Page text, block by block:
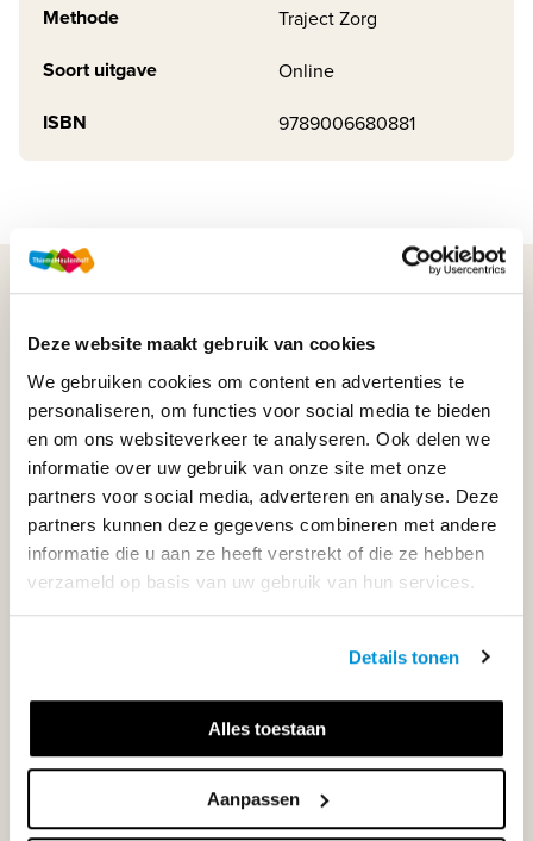
Deze website maakt gebruik van cookies
We gebruiken cookies om content en advertenties te
personaliseren, om functies voor social media te bieden
en om ons websiteverkeer te analyseren. Ook delen we
informatie over uw gebruik van onze site met onze
partners voor social media, adverteren en analyse. Deze
partners kunnen deze gegevens combineren met andere
informatie die u aan ze heeft verstrekt of die ze hebben
verzameld op basis van uw gebruik van hun services.
Details tonen
Alles toestaan
Aanpassen
Methode Traject Zorg
Soort uitgave Online
ISBN 9789006680881
WIJ STAAN VOOR JE KLAAR!
033-4483000
Maandag t/m vrijdag | 08.00 - 17.00 uur
Klantenservice